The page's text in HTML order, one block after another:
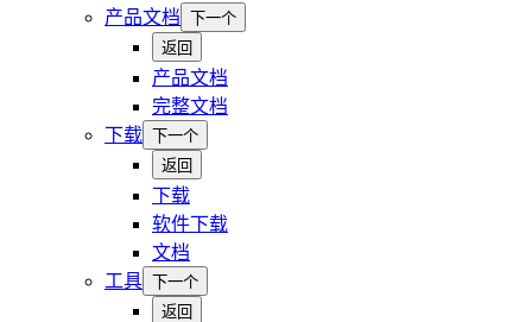
产品文档
下一个
返回
产品文档
完整文档
下载
下一个
返回
下载
软件下载
文档
工具
下一个
返回